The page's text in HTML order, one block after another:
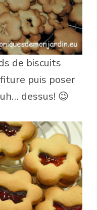
de biscuits
puis poser
dessus! 😉